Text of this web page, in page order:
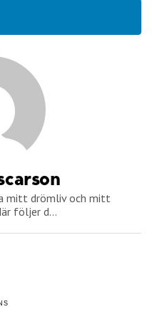
mitt drömliv och mitt
följer d...